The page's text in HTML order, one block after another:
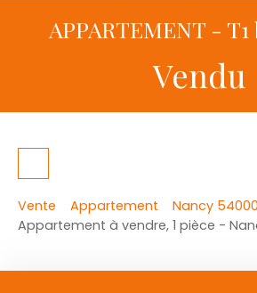
APPARTEMENT - T1
Vendu
Vente Appartement
Nancy 54000
Appartement à vendre, 1 pièce -